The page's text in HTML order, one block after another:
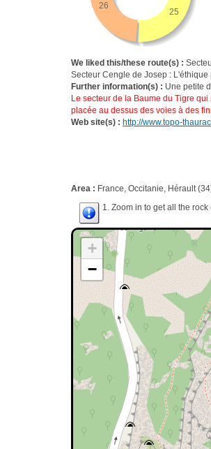
25
26
We liked this/these route(s) :
Secteur Cengle de Josep :
Further information(s) : Une petite
Le secteur de la Baume du Tigre
placée au dessus des voies à des
Web site(s) : http://www.topo-
Area : France, Occitanie, Hérault
1. Zoom in to get all the
+
−